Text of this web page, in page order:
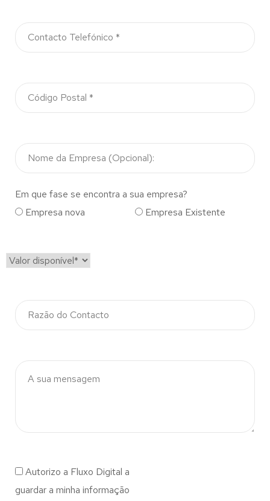
Em que fase se encontra a sua empresa?
Empresa nova
Empresa Existente
Autorizo a Fluxo Digital a
guardar a minha informação